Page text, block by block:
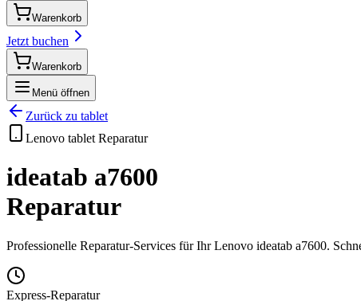
Warenkorb
Jetzt buchen
Warenkorb
Menü öffnen
Zurück zu tablet
Lenovo tablet Reparatur
ideatab a7600
Reparatur
Professionelle Reparatur-Services für IhrLenovo ideatab a7600.
Express-Reparatur